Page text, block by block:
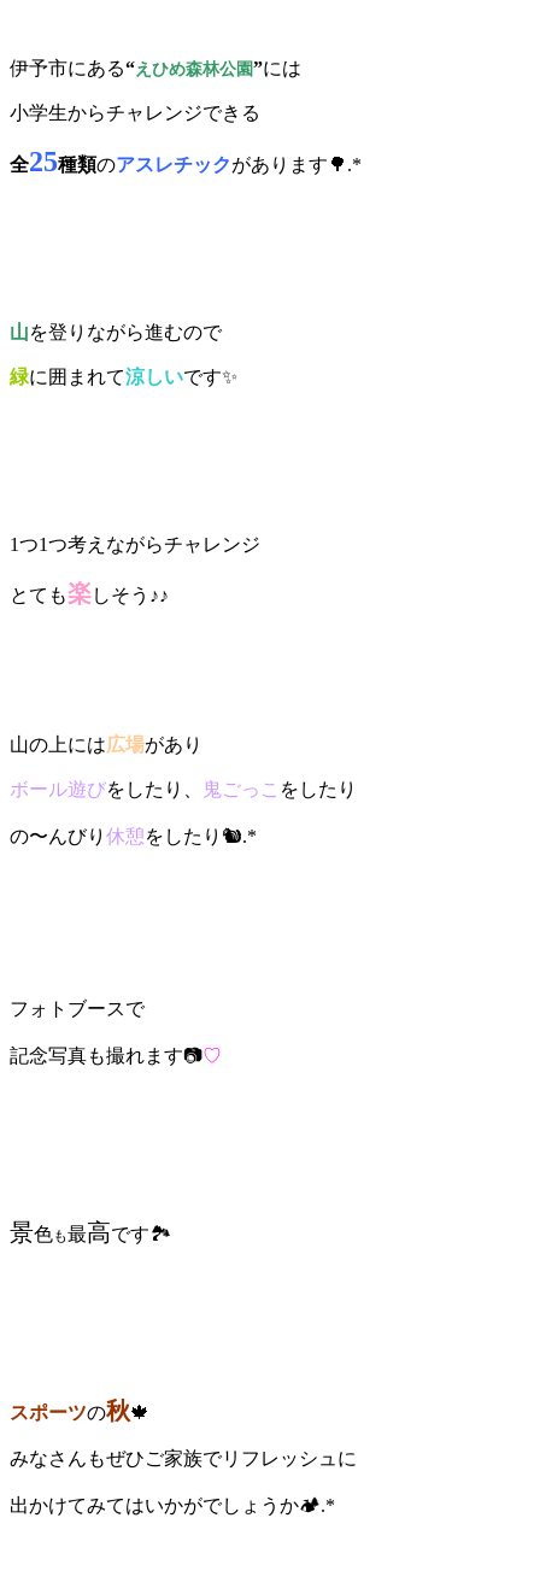
伊予市にある“えひめ森林公園”には
小学生からチャレンジできる
全25種類のアスレチックがあります🌳.*
山を登りながら進むので
緑に囲まれて涼しいです✨️
1つ1つ考えながらチャレンジ
とても楽しそう♪♪
山の上には広場があり
ボール遊びをしたり、 鬼ごっこ をしたり
の〜んびり 休憩をしたり🐿️.*
フォトブースで
記念写真も撮れます📷️♡
景色も最高です🏞️
スポーツの秋🍁
みなさんもぜひご家族でリフレッシュに
出かけてみてはいかがでしょうか🏕️.*